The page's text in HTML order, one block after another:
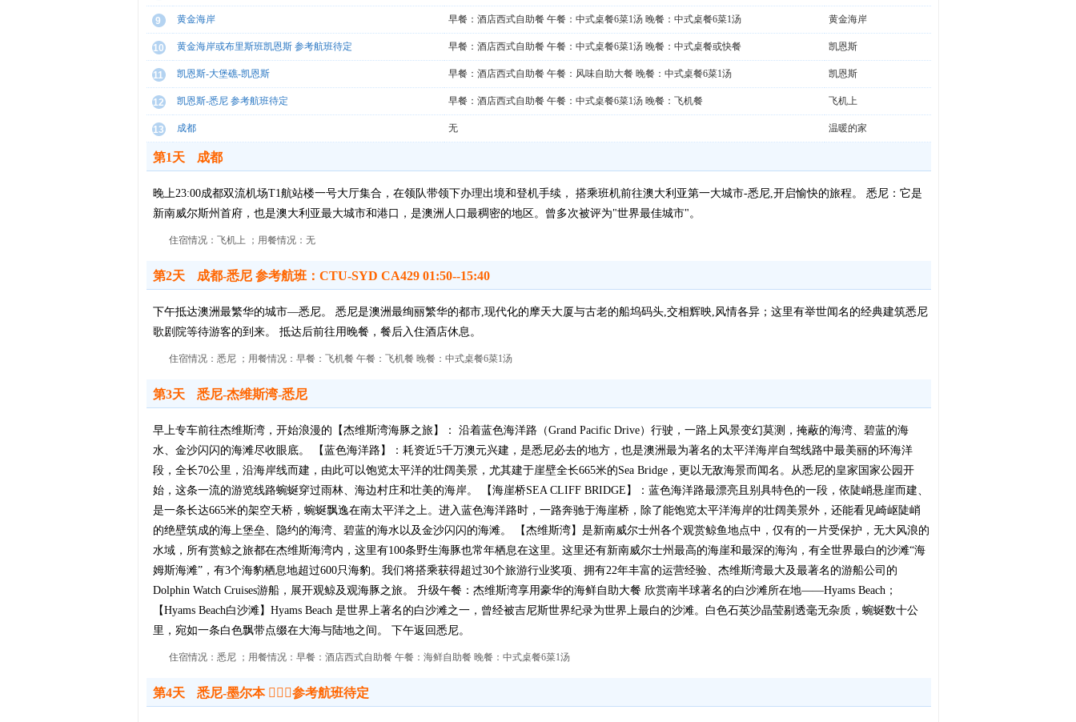
9 黄金海岸 早餐：酒店西式自助餐 午餐：中式桌餐6菜1汤 晚餐：中式桌餐6菜1汤 黄金海岸
10 黄金海岸或布里斯班凯恩斯 参考航班待定 早餐：酒店西式自助餐 午餐：中式桌餐6菜1汤 晚餐：中式桌餐或快餐 凯恩斯
11 凯恩斯-大堡礁-凯恩斯 早餐：酒店西式自助餐 午餐：风味自助大餐 晚餐：中式桌餐6菜1汤 凯恩斯
12 凯恩斯-悉尼 参考航班待定 早餐：酒店西式自助餐 午餐：中式桌餐6菜1汤 晚餐：飞机餐 飞机上
13 成都 无 温暖的家
第1天 成都
晚上23:00成都双流机场T1航站楼一号大厅集合，在领队带领下办理出境和登机手续， 搭乘班机前往澳大利亚第一大城市-悉尼,开启愉快的旅程。 悉尼：它是
新南威尔斯州首府，也是澳大利亚最大城市和港口，是澳洲人口最稠密的地区。曾多次被评为"世界最佳城市"。
住宿情况：飞机上 ；用餐情况：无
第2天 成都-悉尼 参考航班：CTU-SYD CA429 01:50--15:40
下午抵达澳洲最繁华的城市—悉尼。 悉尼是澳洲最绚丽繁华的都市,现代化的摩天大厦与古老的船坞码头,交相辉映,风情各异；这里有举世闻名的经典建筑悉尼
歌剧院等待游客的到来。 抵达后前往用晚餐，餐后入住酒店休息。
住宿情况：悉尼 ；用餐情况：早餐：飞机餐 午餐：飞机餐 晚餐：中式桌餐6菜1汤
第3天 悉尼-杰维斯湾-悉尼
早上专车前往杰维斯湾，开始浪漫的【杰维斯湾海豚之旅】： 沿着蓝色海洋路（Grand Pacific Drive）行驶，一路上风景变幻莫测，掩蔽的海湾、碧蓝的海
水、金沙闪闪的海滩尽收眼底。 【蓝色海洋路】：耗资近5千万澳元兴建，是悉尼必去的地方，也是澳洲最为著名的太平洋海岸自驾线路中最美丽的环海洋
段，全长70公里，沿海岸线而建，由此可以饱览太平洋的壮阔美景，尤其建于崖壁全长665米的Sea Bridge，更以无敌海景而闻名。从悉尼的皇家国家公园开
始，这条一流的游览线路蜿蜒穿过雨林、海边村庄和壮美的海岸。 【海崖桥SEA CLIFF BRIDGE】：蓝色海洋路最漂亮且别具特色的一段，依陡峭悬崖而建、
是一条长达665米的架空天桥，蜿蜒飘逸在南太平洋之上。进入蓝色海洋路时，一路奔驰于海崖桥，除了能饱览太平洋海岸的壮阔美景外，还能看见崎岖陡峭
的绝壁筑成的海上堡垒、隐约的海湾、碧蓝的海水以及金沙闪闪的海滩。 【杰维斯湾】是新南威尔士州各个观赏鲸鱼地点中，仅有的一片受保护，无大风浪的
水域，所有赏鲸之旅都在杰维斯海湾内，这里有100条野生海豚也常年栖息在这里。这里还有新南威尔士州最高的海崖和最深的海沟，有全世界最白的沙滩“海
姆斯海滩”，有3个海豹栖息地超过600只海豹。我们将搭乘获得超过30个旅游行业奖项、拥有22年丰富的运营经验、杰维斯湾最大及最著名的游船公司的
Dolphin Watch Cruises游船，展开观鲸及观海豚之旅。 升级午餐：杰维斯湾享用豪华的海鲜自助大餐 欣赏南半球著名的白沙滩所在地——Hyams Beach；
【Hyams Beach白沙滩】Hyams Beach 是世界上著名的白沙滩之一，曾经被吉尼斯世界纪录为世界上最白的沙滩。白色石英沙晶莹剔透毫无杂质，蜿蜒数十公
里，宛如一条白色飘带点缀在大海与陆地之间。 下午返回悉尼。
住宿情况：悉尼 ；用餐情况：早餐：酒店西式自助餐 午餐：海鲜自助餐 晚餐：中式桌餐6菜1汤
第4天 悉尼-墨尔本 参考航班待定